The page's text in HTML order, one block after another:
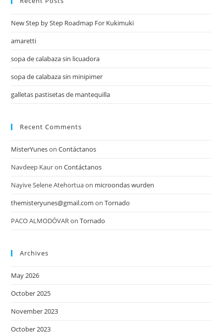
New Step by Step Roadmap For Kukimuki
amaretti
sopa de calabaza sin licuadora
sopa de calabaza sin minipimer
galletas pastisetas de mantequilla
Recent Comments
MisterYunesonContáctanos
Navdeep KauronContáctanos
Nayive Selene Atehortuaon microondas wurden
themisteryunes@gmail.com onTornado
PACO ALMODÓVARonTornado
Archives
May 2026
October 2025
November 2023
October 2023